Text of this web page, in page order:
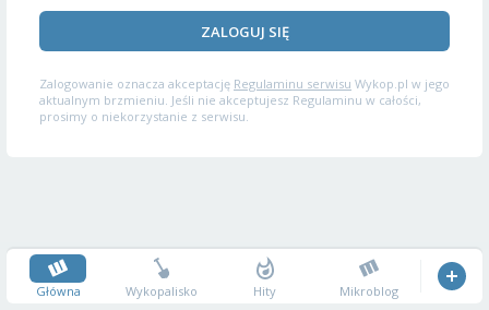
ZALOGUJ SIĘ
Zalogowanie oznacza akceptację Regulaminu serwisu Wykop.pl w jego
aktualnym brzmieniu. Jeśli nie akceptujesz Regulaminu w całości,
prosimy o niekorzystanie z serwisu.
Główna Wykopalisko Hity Mikroblog